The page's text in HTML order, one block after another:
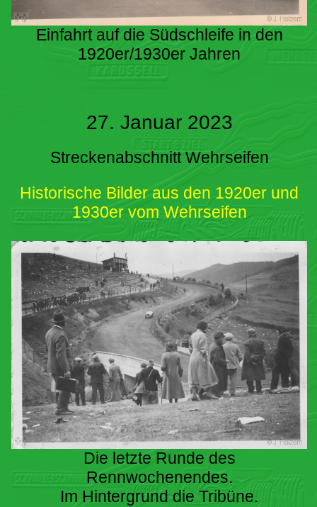
Einfahrt auf die Südschleife in den
1920er/1930er Jahren
27. Januar 2023
Streckenabschnitt Wehrseifen
Historische Bilder aus den 1920er und
1930er vom Wehrseifen
Die letzte Runde des
Rennwochenendes.
Im Hintergrund die Tribüne.